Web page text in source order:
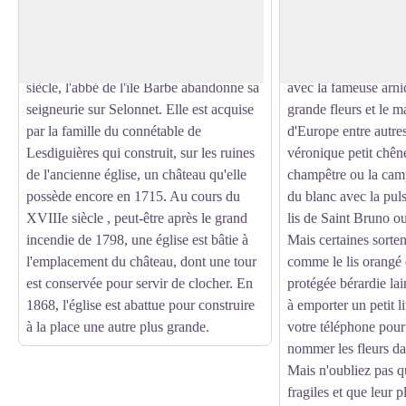
siècle, l'abbé de l'île Barbe abandonne sa
seigneurie sur Selonnet. Elle est acquise
par la famille du connétable de
Lesdiguières qui construit, sur les ruines
de l'ancienne église, un château qu'elle
possède encore en 1715. Au cours du
XVIIIe siècle , peut-être après le grand
incendie de 1798, une église est bâtie à
l'emplacement du château, dont une tour
est conservée pour servir de clocher. En
1868, l'église est abattue pour construire
à la place une autre plus grande.
avec la fameuse
grande fleurs et le
d'Europe entre
véronique petit
champêtre ou la
du blanc avec la
lis de Saint Bruno
Mais certaines
comme le lis orangé
protégée bérardie
à emporter un petit
votre téléphone
nommer les fleurs
Mais n'oubliez pas
fragiles et que leur